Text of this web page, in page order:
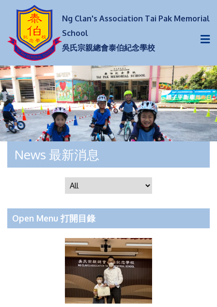
Ng Clan's Association Tai Pak Memorial
School
吳氏宗親總會泰伯紀念學校
News 最新消息
Open Menu 打開目錄